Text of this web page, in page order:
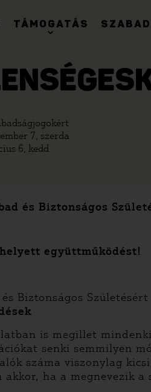
TÁMOGATÁS
7, szerda
6, kedd
és Biztonságos
együttműködést!
Biztonságos Születésért
is megillet
senki semmilyen
száma viszonylag
akkor, ha a megnevezik